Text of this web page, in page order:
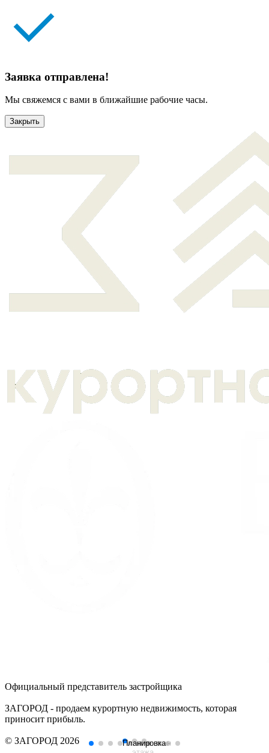
Планировка
ПланГенплан
Заявка отправлена!
Мы свяжемся с вами в ближайшие рабочие часы.
Закрыть
Официальный представитель застройщика
ЗАГОРОД - продаем курортную недвижимость, которая
приносит прибыль.
© ЗАГОРОД 2026